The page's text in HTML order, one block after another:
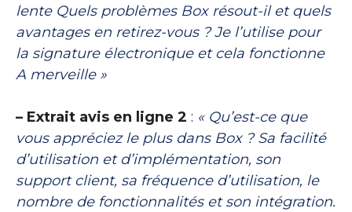
lente Quels problèmes Box résout-il et quels
avantages en retirez-vous ? Je l’utilise pour
la signature électronique et cela fonctionne
A merveille »
– Extrait avis en ligne 2 : « Qu’est-ce que
vous appréciez le plus dans Box ? Sa facilité
d’utilisation et d’implémentation, son
support client, sa fréquence d’utilisation, le
nombre de fonctionnalités et son intégration.